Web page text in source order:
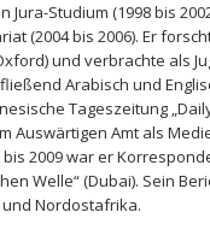
Jura-Studium (1998 bis
(2004 bis 2006). Er
und verbrachte als
Arabisch und
Tageszeitung
Auswärtigen Amt als
bis 2009 war er
Welle“ (Dubai). Sein
Nordostafrika.